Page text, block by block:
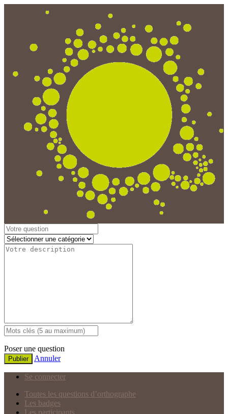
Poser une question
Publier Annuler
Se connecter
Toutes les questions d’orthographe
Les badges
Les participants